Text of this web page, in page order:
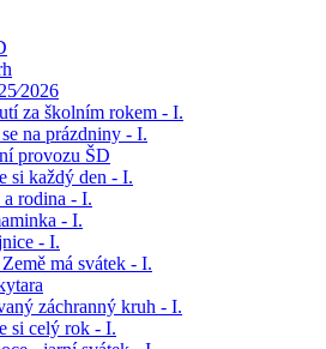
za školním rokem - I.
na prázdniny - I.
provozu ŠD
si každý den - I.
rodina - I.
- I.
- I.
má svátek - I.
záchranný kruh - I.
si celý rok - I.